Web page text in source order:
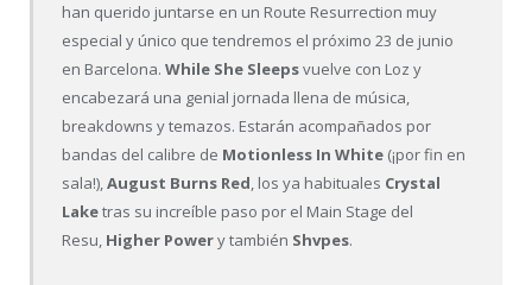
han querido juntarse en un Route Resurrection muy
especial y único que tendremos el próximo 23 de junio
en Barcelona.While She Sleepsvuelve con Loz y
encabezará una genial jornada llena de música,
breakdowns y temazos. Estarán acompañados por
bandas del calibre de Motionless In White (¡por fin en
sala!),August Burns Red, los ya habituales Crystal
Laketras su increíble paso por el Main Stage del
Resu, Higher Powery también Shvpes.